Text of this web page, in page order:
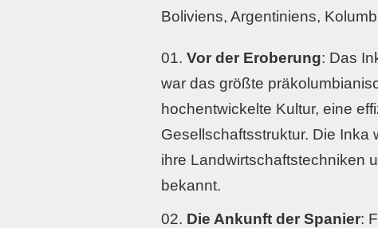
Boliviens, Argentiniens,
Vor der Eroberung: Das
war das größte
hochentwickelte Kultur, eine
Gesellschaftsstruktur. Die Inka
ihre Landwirtschaftstechniken
bekannt.
Die Ankunft der Spanier: